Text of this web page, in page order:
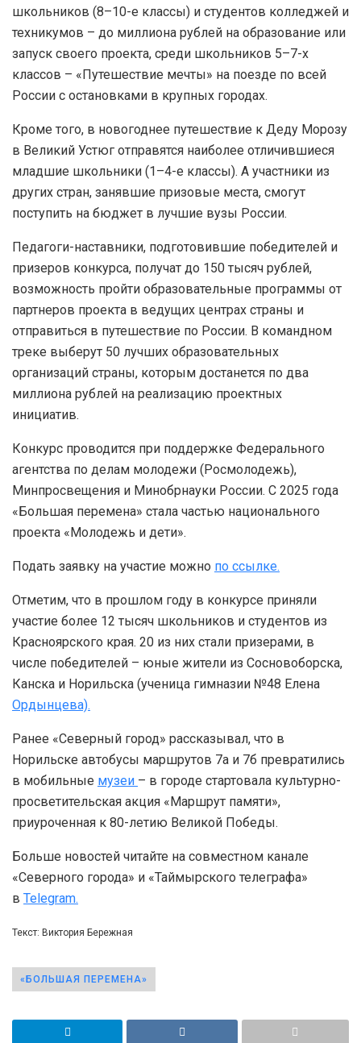
школьников (8–10-е классы) и студентов колледжей и
техникумов – до миллиона рублей на образование или
запуск своего проекта, среди школьников 5–7-х
классов – «Путешествие мечты» на поезде по всей
России с остановками в крупных городах.
Кроме того, в новогоднее путешествие к Деду Морозу
в Великий Устюг отправятся наиболее отличившиеся
младшие школьники (1–4-е классы). А участники из
других стран, занявшие призовые места, смогут
поступить на бюджет в лучшие вузы России.
Педагоги-наставники, подготовившие победителей и
призеров конкурса, получат до 150 тысяч рублей,
возможность пройти образовательные программы от
партнеров проекта в ведущих центрах страны и
отправиться в путешествие по России. В командном
треке выберут 50 лучших образовательных
организаций страны, которым достанется по два
миллиона рублей на реализацию проектных
инициатив.
Конкурс проводится при поддержке Федерального
агентства по делам молодежи (Росмолодежь),
Минпросвещения и Минобрнауки России. С 2025 года
«Большая перемена» стала частью национального
проекта «Молодежь и дети».
Подать заявку на участие можно по ссылке.
Отметим, что в прошлом году в конкурсе приняли
участие более 12 тысяч школьников и студентов из
Красноярского края. 20 из них стали призерами, в
числе победителей – юные жители из Сосновоборска,
Канска и Норильска (ученица гимназии №48 Елена
Ордынцева).
Ранее «Северный город» рассказывал, что в
Норильске автобусы маршрутов 7а и 7б превратились
в мобильные музеи – в городе стартовала культурно-
просветительская акция «Маршрут памяти»,
приуроченная к 80-летию Великой Победы.
Больше новостей читайте на совместном канале
«Северного города» и «Таймырского телеграфа»
в Telegram.
Текст: Виктория Бережная
«БОЛЬШАЯ ПЕРЕМЕНА»